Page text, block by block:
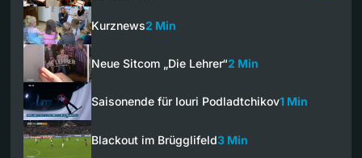
Kurznews2 Min
Neue Sitcom „Die Lehrer“2 Min
Saisonende für Iouri Podladtchikov1 Min
Blackout im Brügglifeld3 Min